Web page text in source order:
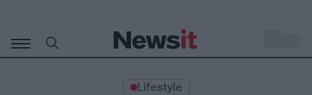
περιεχόμενο
Lifestyle